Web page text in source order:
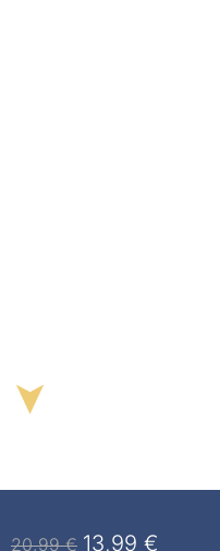
20,99€ 13,99 €